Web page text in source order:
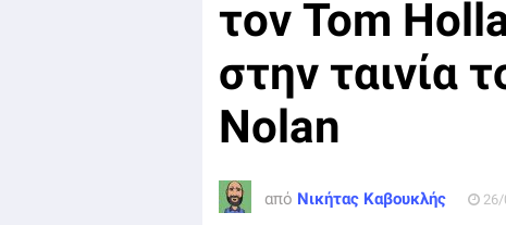
τον Tom
στην ταινία
Nolan
από Νικήτας Καβουκλής